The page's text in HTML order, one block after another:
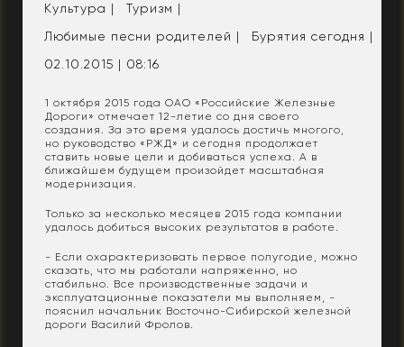
Культура |
Туризм |
Любимые песни родителей |
Бурятия сегодня |
02.10.2015 | 08:16
1 октября 2015 года ОАО «Российские Железные
Дороги» отмечает 12-летие со дня своего
создания. За это время удалось достичь многого,
но руководство «РЖД» и сегодня продолжает
ставить новые цели и добиваться успеха. А в
ближайшем будущем произойдет масштабная
модернизация.
Только за несколько месяцев 2015 года компании
удалось добиться высоких результатов в работе.
- Если охарактеризовать первое полугодие, можно
сказать, что мы работали напряженно, но
стабильно. Все производственные задачи и
эксплуатационные показатели мы выполняем, -
пояснил начальник Восточно-Сибирской железной
дороги Василий Фролов.